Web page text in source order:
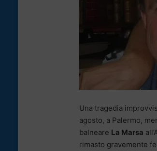
Una tragedia
agosto, a Palermo,
balneare La Marsa
rimasto gravemente